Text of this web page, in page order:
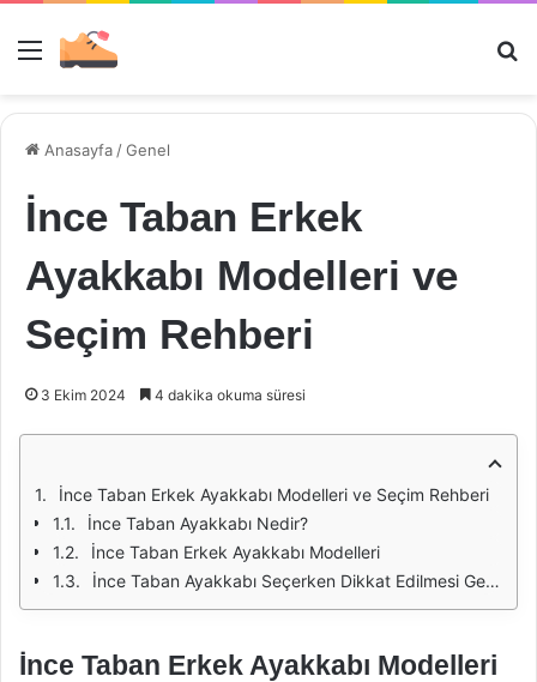
Menü
Anasayfa /Genel
İnce Taban Erkek
Ayakkabı Modelleri ve
Seçim Rehberi
3 Ekim 2024 4 dakika okuma süresi
İnce Taban Erkek Ayakkabı Modelleri ve Seçim Rehberi
İnce Taban Ayakkabı Nedir?
İnce Taban Erkek Ayakkabı Modelleri
İnce Taban Ayakkabı Seçerken Dikkat Edilmesi Gerekenler
İnce Taban Erkek Ayakkabı Modelleri